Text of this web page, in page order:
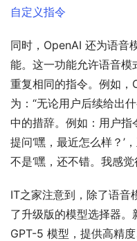
同时，OpenAI 还为语音
能。这一功能允许语音模
重复相同的指令。例如
为：“无论用户后续给出
中的措辞。例如：用户指
提问‘嘿，最近怎么样？’
不是‘嘿，还不错。我感觉
IT之家注意到，除了语音
了升级版的模型选择器
GPT-5 模型，提供高精